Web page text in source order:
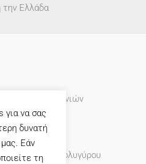
την Ελλάδα
- Μουδανιών
- Πολυγύρου
για να σας
δυνατή
μας. Εάν
τη